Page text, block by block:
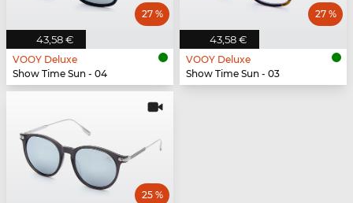
43,58 €
27 %
VOOY Deluxe
Show Time Sun - 04
43,58 €
27 %
VOOY Deluxe
Show Time Sun - 03
25 %